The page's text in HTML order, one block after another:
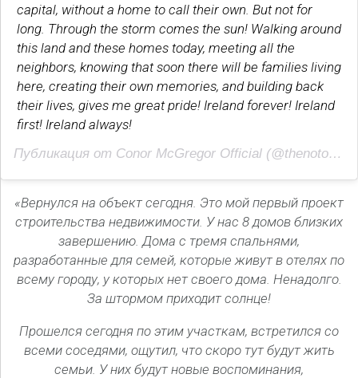
capital, without a home to call their own. But not for
long. Through the storm comes the sun! Walking around
this land and these homes today, meeting all the
neighbors, knowing that soon there will be families living
here, creating their own memories, and building back
their lives, gives me great pride! Ireland forever! Ireland
first! Ireland always!
Публикация от Conor McGregor Official (@thenotoriousmma)
«Вернулся на объект сегодня. Это мой первый проект
строительства недвижимости. У нас 8 домов близких
завершению. Дома с тремя спальнями,
разработанные для семей, которые живут в отелях по
всему городу, у которых нет своего дома. Ненадолго.
За штормом приходит солнце!
Прошелся сегодня по этим участкам, встретился со
всеми соседями, ощутил, что скоро тут будут жить
семьи. У них будут новые воспоминания,